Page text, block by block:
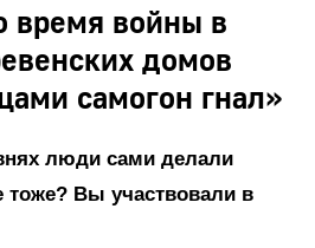
время войны в
домов
самогон гнал»
люди сами делали
тоже? Вы участвовали в